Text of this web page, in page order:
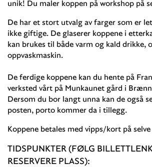
unik! Du maler koppen på workshop på
De har et stort utvalg av farger som er
ikke giftige. De glaserer koppene i
kan brukes til både varm og kald drikke,
oppvaskmaskin.
De ferdige koppene kan du hente på
verksted vårt på Munkaunet gård i
Dersom du bor langt unna kan de også
posten, porto kommer da i tillegg.
Koppene betales med vipps/kort på
TIDSPUNKTER (FØLG
RESERVERE PLASS):